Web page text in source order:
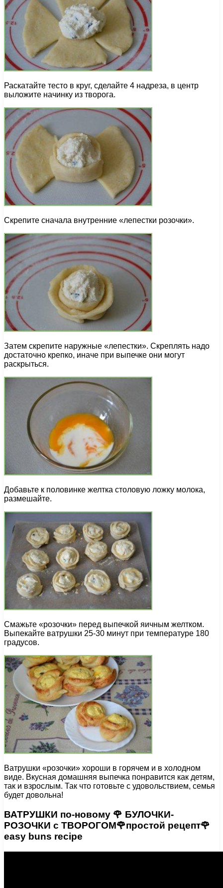
Раскатайте тесто в круг, сделайте 4 надреза, в центр
выложите начинку из творога.
Скрепите сначала внутренние «лепестки розочки».
Затем скрепите наружные «лепестки». Скреплять надо
достаточно крепко, иначе при выпечке они могут
раскрыться.
Добавьте к половинке желтка столовую ложку молока,
размешайте.
Смажьте «розочки» перед выпечкой яичным желтком.
Выпекайте ватрушки 25-30 минут при температуре 180
градусов.
Ватрушки «розочки» хороши в горячем и в холодном
виде. Вкусная домашняя выпечка понравится как детям,
так и взрослым. Так что готовьте с удовольствием, семья
будет довольна!
ВАТРУШКИ по-новому 🌹 БУЛОЧКИ-
РОЗОЧКИ с ТВОРОГОМ🌹простой рецепт🌹
easy buns recipe